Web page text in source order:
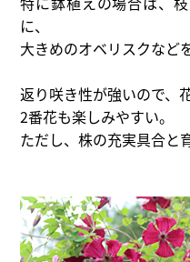
に、
大きめのオベリスクなど
返り咲き性が強いので、
2番花も楽しみやすい。
ただし、株の充実具合と